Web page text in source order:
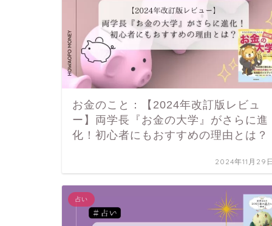
お金のこと：【2024年改訂版レビュ
ー】両学長『お金の大学』がさらに進
化！初心者にもおすすめの理由とは？
2024年11月29
占い